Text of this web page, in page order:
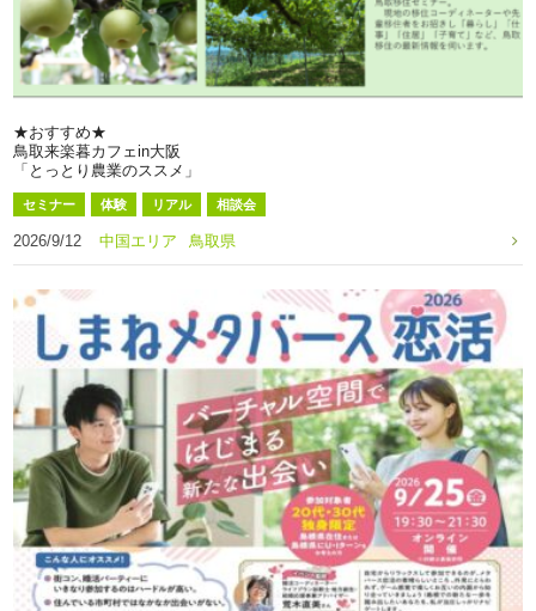
★おすすめ★
鳥取来楽暮カフェin大阪
「とっとり農業のススメ」
セミナー 体験 リアル 相談会
2026/9/12 中国エリア 鳥取県